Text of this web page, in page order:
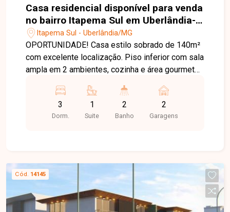
Casa residencial disponível para venda
no bairro Itapema Sul em Uberlândia-
MGItapema Sul - Uberlândia/MG
OPORTUNIDADE! Casa estilo sobrado de 140m²
com excelente localização. Piso inferior com sala
ampla em 2 ambientes, cozinha e área gourmet
com 3 quartos sendo uma suíte. Agende agora
mesmo uma visita e venha conhecer
pessoalmente todos os detalhes deste incrível
WhatsApp no número (34) 3230-9900 ou venha
conhecer nosso espaço e conversar
pessoalmente com um consultor que irá te
auxiliar na busca pelo imóvel que você busca.
3
Dorm.
1
Suite
2
Banho
2
Garagens
Cód. 14145